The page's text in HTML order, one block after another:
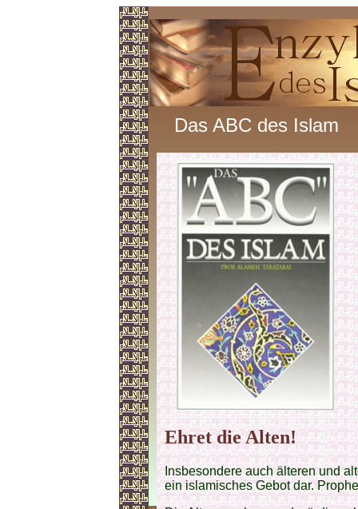
Das ABC des Islam
Ehret die Alten!
Insbesondere auch älteren und
ein islamisches Gebot dar.